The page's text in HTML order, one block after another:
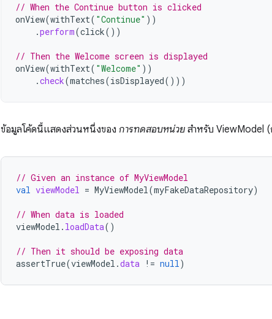
// When the Continue button is clicked
onView(withText( "Continue" ))
.perform(click())
// Then the Welcome screen is displayed
onView(withText( "Welcome" ))
.check(matches(isDisplayed()))
ข้อมูลโค้ดนี้แสดงส่วนหนึ่งของ การทดสอบหน่วย สำหรับ ViewModel (
// Given an instance of MyViewModel
val viewModel = MyViewModel(myFakeDataRepository)
// When data is loaded
viewModel . loadData()
// Then it should be exposing data
assertTrue(viewModel .data != null)